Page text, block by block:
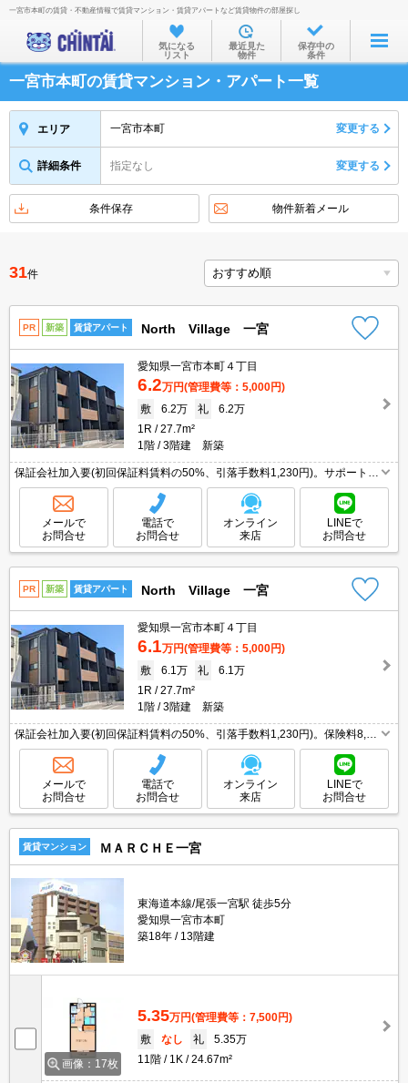
お部屋を探す
沿線・駅から
住所から
物件特集から
不動産会社から
TOP
一宮市本町の賃貸・不動産情報で賃貸マンション・賃貸アパートなど賃貸物件の部屋探し
気になる
リスト
最近見た
物件
保存中の
条件
一宮市本町の賃貸マンション・アパート一覧
エリア 一宮市本町 変更する
詳細条件 指定なし 変更する
条件保存 物件新着メール
31件
PR 新築 賃貸アパート North Village 一宮
愛知県一宮市本町４丁目
6.2万円(管理費等：5,000円)
敷
6.2万 礼
6.2万
1R
27.7m²
1階
3階建 新築
保証会社加入要(初回保証料賃料の50%、引落手数料1,230円)。サポートシ
ステム加入要770円/月。
メールで
お問合せ
電話で
お問合せ
オンライン
来店
LINEで
お問合せ
PR 新築 賃貸アパート North Village 一宮
愛知県一宮市本町４丁目
6.1万円(管理費等：5,000円)
敷
6.1万 礼
6.1万
1R
27.7m²
1階
3階建 新築
保証会社加入要(初回保証料賃料の50%、引落手数料1,230円)。保険料8,00
0円～。
メールで
お問合せ
電話で
お問合せ
オンライン
来店
LINEで
お問合せ
賃貸マンション ＭＡＲＣＨＥ一宮
東海道本線/尾張一宮駅 徒歩5分
愛知県一宮市本町
築18年
13階建
画像：17枚
5.35万円(管理費等：7,500円)
敷
なし 礼
5.35万
11階
1K 24.67m²